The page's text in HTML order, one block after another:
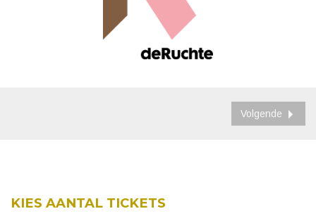
Volgende
KIES AANTAL TICKETS